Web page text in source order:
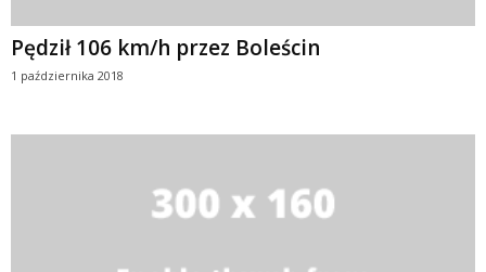
Pędził 106 km/h przez Boleścin
1 października 2018